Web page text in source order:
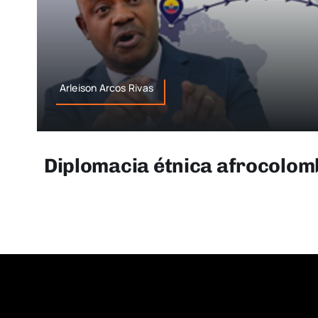
Arleison Arcos Rivas
Diplomacia étnica